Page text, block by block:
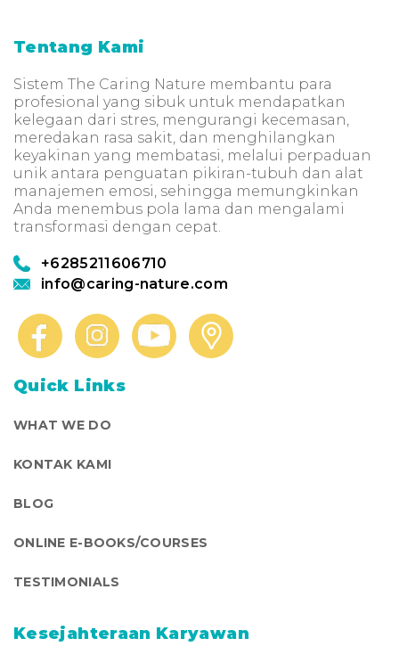
Tentang Kami
Sistem The Caring Nature membantu para
profesional yang sibuk untuk mendapatkan
kelegaan dari stres, mengurangi kecemasan,
meredakan rasa sakit, dan menghilangkan
keyakinan yang membatasi, melalui perpaduan
unik antara penguatan pikiran-tubuh dan alat
manajemen emosi, sehingga memungkinkan
Anda menembus pola lama dan mengalami
transformasi dengan cepat.
+6285211606710
info@caring-nature.com
Quick Links
WHAT WE DO
KONTAK KAMI
BLOG
ONLINE E-BOOKS/COURSES
TESTIMONIALS
Kesejahteraan Karyawan